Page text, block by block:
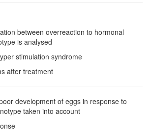
between overreaction to hormonal
is analysed
stimulation syndrome
after treatment
development of eggs in response to
taken into account